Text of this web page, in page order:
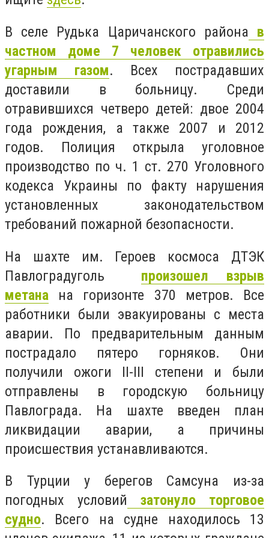
В селе Рудька Царичанского района в
частном доме 7 человек отравились
угарным газом. Всех пострадавших
доставили в больницу. Среди
отравившихся четверо детей: двое 2004
года рождения, а также 2007 и 2012
годов. Полиция открыла уголовное
производство по ч. 1 ст. 270 Уголовного
кодекса Украины по факту нарушения
установленных законодательством
требований пожарной безопасности.
На шахте им. Героев космоса ДТЭК
Павлоградуголь произошел взрыв
метана на горизонте 370 метров. Все
работники были эвакуированы с места
аварии. По предварительным данным
пострадало пятеро горняков. Они
получили ожоги II-III степени и были
отправлены в городскую больницу
Павлограда. На шахте введен план
ликвидации аварии, а причины
происшествия устанавливаются.
В Турции у берегов Самсуна из-за
погодных условий затонуло торговое
судно. Всего на судне находилось 13